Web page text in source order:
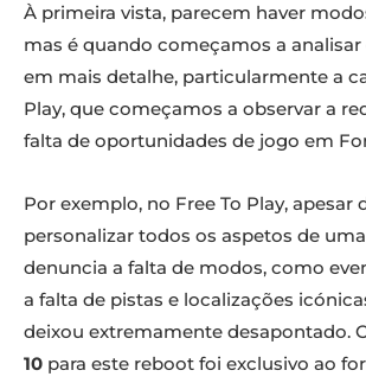
À primeira vista, parecem haver
mas é quando começamos a
em mais detalhe, particularmente a
Play, que começamos a observar a
falta de oportunidades de jogo em
Por exemplo, no Free To Play, apesar
personalizar todos os aspetos de
denuncia a falta de modos, como
a falta de pistas e localizações
deixou extremamente desapontado.
10 para este reboot foi exclusivo ao